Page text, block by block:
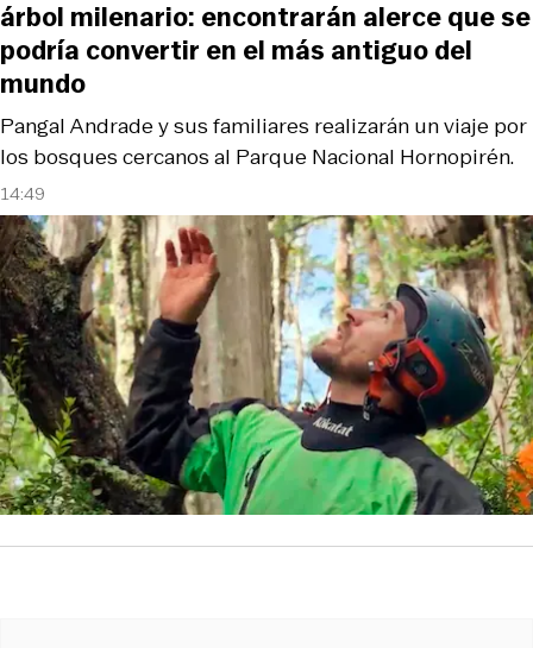
14:49
Pangal Andrade y sus familiares realizarán un viaje por
los bosques cercanos al Parque Nacional Hornopirén.
árbol milenario: encontrarán alerce que se
podría convertir en el más antiguo del
mundo